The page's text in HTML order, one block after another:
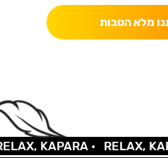
מלא הטבות
KAPARA • RELAX,